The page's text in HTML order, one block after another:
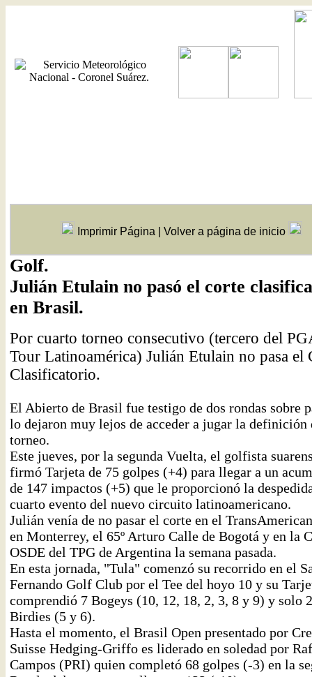
Imprimir Página Volver a página de inicio
Golf.
Julián Etulain no pasó el corte
en Brasil.
Por cuarto torneo consecutivo (tercero del
Tour Latinoamérica) Julián Etulain no pasa el
Clasificatorio.
El Abierto de Brasil fue testigo de dos rondas sobre
lo dejaron muy lejos de acceder a jugar la definición
torneo.
Este jueves, por la segunda Vuelta, el golfista
firmó Tarjeta de 75 golpes (+4) para llegar a un
de 147 impactos (+5) que le proporcionó la
cuarto evento del nuevo circuito latinoamericano.
Julián venía de no pasar el corte en el
en Monterrey, el 65º Arturo Calle de Bogotá y en la
OSDE del TPG de Argentina la semana pasada.
En esta jornada, "Tula" comenzó su recorrido en el
Fernando Golf Club por el Tee del hoyo 10 y su
comprendió 7 Bogeys (10, 12, 18, 2, 3, 8 y 9) y solo 2
Birdies (5 y 6).
Hasta el momento, el Brasil Open presentado por
Suisse Hedging-Griffo es liderado en soledad por
Campos (PRI) quien completó 68 golpes (-3) en la